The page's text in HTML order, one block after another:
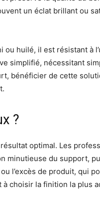
un éclat brillant ou
huilé, il est résistant à
simplifié, nécessitant
bénéficier de cette
?
optimal. Les
minutieuse du support,
l’excès de produit, qui
choisir la finition la plus